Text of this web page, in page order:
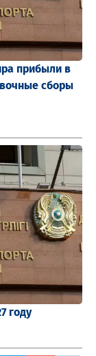
прибыли в
сборы
году